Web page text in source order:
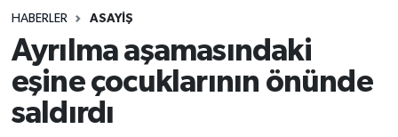
HABERLER ASAYIŞ
Ayrılma aşamasındaki
eşine çocuklarının önünde
saldırdı
Spor
Teknoloji